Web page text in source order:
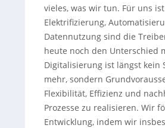
vieles, was wir tun. Für uns
Elektrifizierung,
Datennutzung sind die
heute noch den Unterschied
Digitalisierung ist längst kein
mehr, sondern
Flexibilität, Effizienz und
Prozesse zu realisieren. Wir
Entwicklung, indem wir